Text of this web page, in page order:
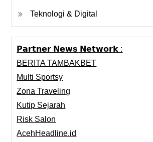
Teknologi & Digital
𝗣𝗮𝗿𝘁𝗻𝗲𝗿 𝗡𝗲𝘄𝘀 𝗡𝗲𝘁𝘄𝗼𝗿𝗸 :
BERITA TAMBAKBET
Multi Sportsy
Zona Traveling
Kutip Sejarah
Risk Salon
AcehHeadline.id